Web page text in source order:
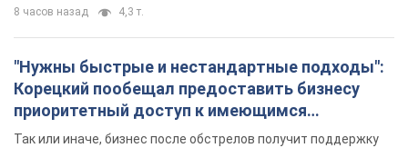
8 часов назад 4,3 т.
"Нужны быстрые и нестандартные подходы":
Корецкий пообещал предоставить бизнесу
приоритетный доступ к имеющимся
складским помещениям
Так или иначе, бизнес после обстрелов получит поддержку